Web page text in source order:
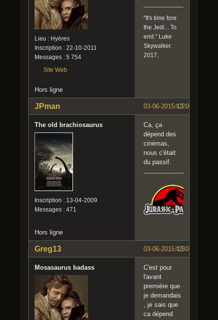
Lieu : Hyères
Inscription : 22-10-2011
Messages : 5 754
Site Web
"It's time fore
the Jedi... To
end." Luke
Skywalker.
2017.
Hors ligne
#22
03-06-2015 13:00:15
JPman
The old brachiosaurus
Inscription : 13-04-2009
Messages : 471
Ca, ça
dépend des
cinémas,
nous c'était
du passif.
Hors ligne
#23
03-06-2015 13:04:55
Greg13
Mosasaurus badass
C'est pour
l'avant
première que
je demandais
, je sais que
ca dépend